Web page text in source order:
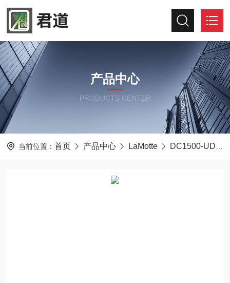
产品中心
PRODUCTS CENTER
当前位置： 首页 产品中心 LaMotte DC1500-UDV